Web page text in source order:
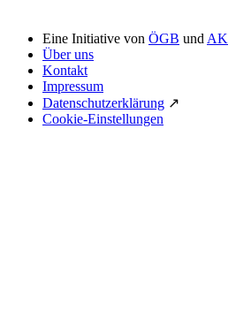
Eine Initiative von ÖGB und AK
Über uns
Kontakt
Impressum
Datenschutzerklärung ↗
Cookie-Einstellungen